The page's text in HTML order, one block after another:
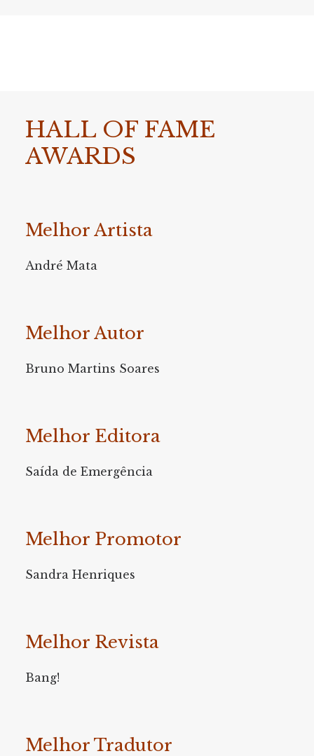
HALL OF FAME
AWARDS
Melhor Artista
André Mata
Melhor Autor
Bruno Martins Soares
Melhor Editora
Saída de Emergência
Melhor Promotor
Sandra Henriques
Melhor Revista
Bang!
Melhor Tradutor